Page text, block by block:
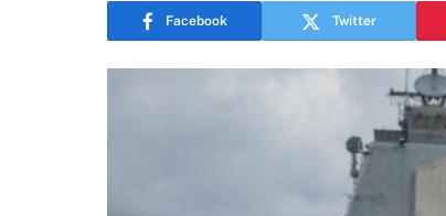
Facebook Twitter